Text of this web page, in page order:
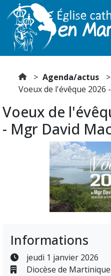
Agenda/actus
Voeux de l'évêque 2026
Voeux de
- Mgr David
Informations
jeudi 1 janvier 2026
Diocèse de Martinique